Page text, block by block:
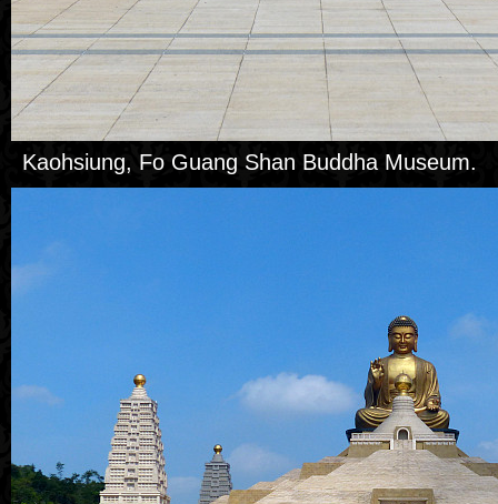
Kaohsiung, Fo Guang Shan Buddha Museum.